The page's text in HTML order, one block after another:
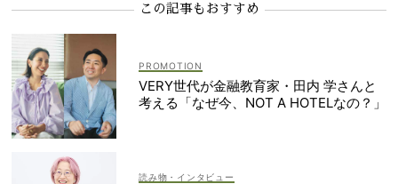
この記事もおすすめ
VERY世代が金融教育家・田内 学さんと
考える「なぜ今、NOT A HOTELなの？」
読み物・インタビュー